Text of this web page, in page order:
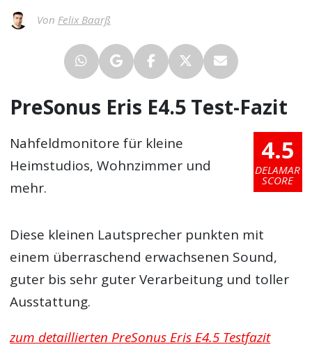
Von Felix Baarß
PreSonus Eris E4.5 Test-Fazit
4.5
DELAMAR
SCORE
Nahfeldmonitore für kleine
Heimstudios, Wohnzimmer und
mehr.
Diese kleinen Lautsprecher punkten mit
einem überraschend erwachsenen Sound,
guter bis sehr guter Verarbeitung und toller
Ausstattung.
zum detaillierten PreSonus Eris E4.5 Testfazit